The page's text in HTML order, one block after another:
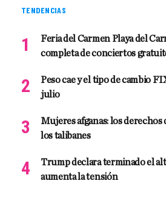
TENDENCIAS
Feria del Carmen Playa del
completa de conciertos
Peso cae y el tipo de cambio
julio
Mujeres afganas: los
los talibanes
Trump declara terminado el
aumenta la tensión